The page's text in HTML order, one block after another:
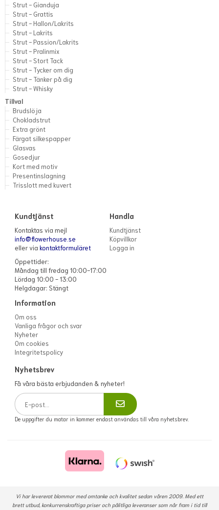
Strut - Gianduja
Strut - Grattis
Strut - Hallon/Lakrits
Strut - Lakrits
Strut - Passion/Lakrits
Strut - Pralinmix
Strut - Stort Tack
Strut - Tycker om dig
Strut - Tänker på dig
Strut - Whisky
Tillval
Brudslöja
Chokladstrut
Extra grönt
Färgat silkespapper
Glasvas
Gosedjur
Kort med motiv
Presentinslagning
Trisslott med kuvert
Kundtjänst
Kontaktas via mejl
info@flowerhouse.se
eller via kontaktformuläret
Öppettider:
Måndag till fredag 10:00-17:00
Lördag 10:00 - 13:00
Helgdagar: Stängt
Handla
Kundtjänst
Köpvillkor
Logga in
Information
Om oss
Vanliga frågor och svar
Nyheter
Om cookies
Integritetspolicy
Nyhetsbrev
Få våra bästa erbjudanden & nyheter!
De uppgifter du matar in kommer endast användas till våra nyhetsbrev.
Vi har levererat blommor med omtanke och kvalitet sedan våren 2009. Med ett
brett utbud, konkurrenskraftiga priser och pålitliga leveranser som når fram i tid till